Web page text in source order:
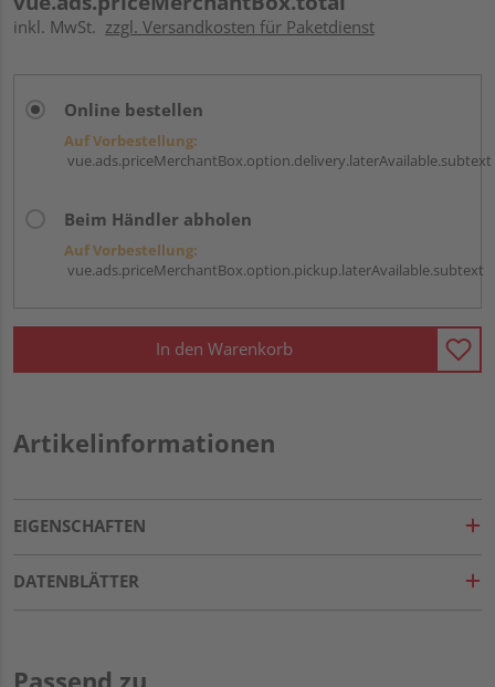
inkl. MwSt. zzgl. Versandkosten für Paketdienst
Online bestellen
Auf Vorbestellung:
vue.ads.priceMerchantBox.option.delivery.laterAvailable.subtext
Beim Händler abholen
Auf Vorbestellung:
vue.ads.priceMerchantBox.option.pickup.laterAvailable.subtext
In den Warenkorb
Artikelinformationen
EIGENSCHAFTEN
DATENBLÄTTER
Passend zu